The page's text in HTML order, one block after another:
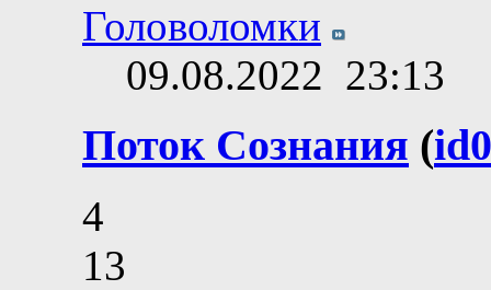
Головоломки
09.08.2022 23:13
Поток Сознания (id0
4
13